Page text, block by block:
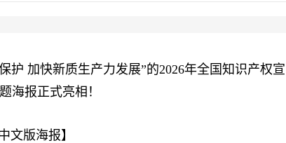
加快新质生产力发展”的2026年全国知识产权宣
海报正式亮相！
版海报】